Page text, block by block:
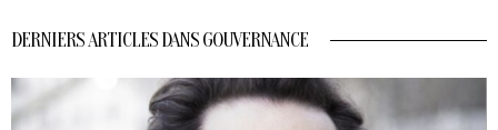
DERNIERS ARTICLES DANS GOUVERNANCE